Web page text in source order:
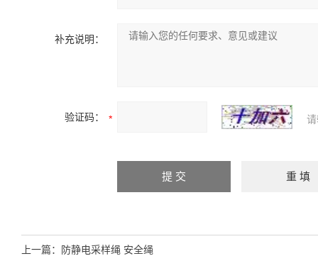
补充说明：
验证码：
上一篇： 防静电采样绳 安全绳